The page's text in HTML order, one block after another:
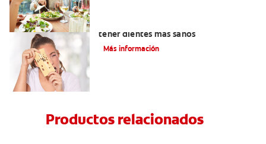
tener dientes más sanos
Más información
Productos relacionados